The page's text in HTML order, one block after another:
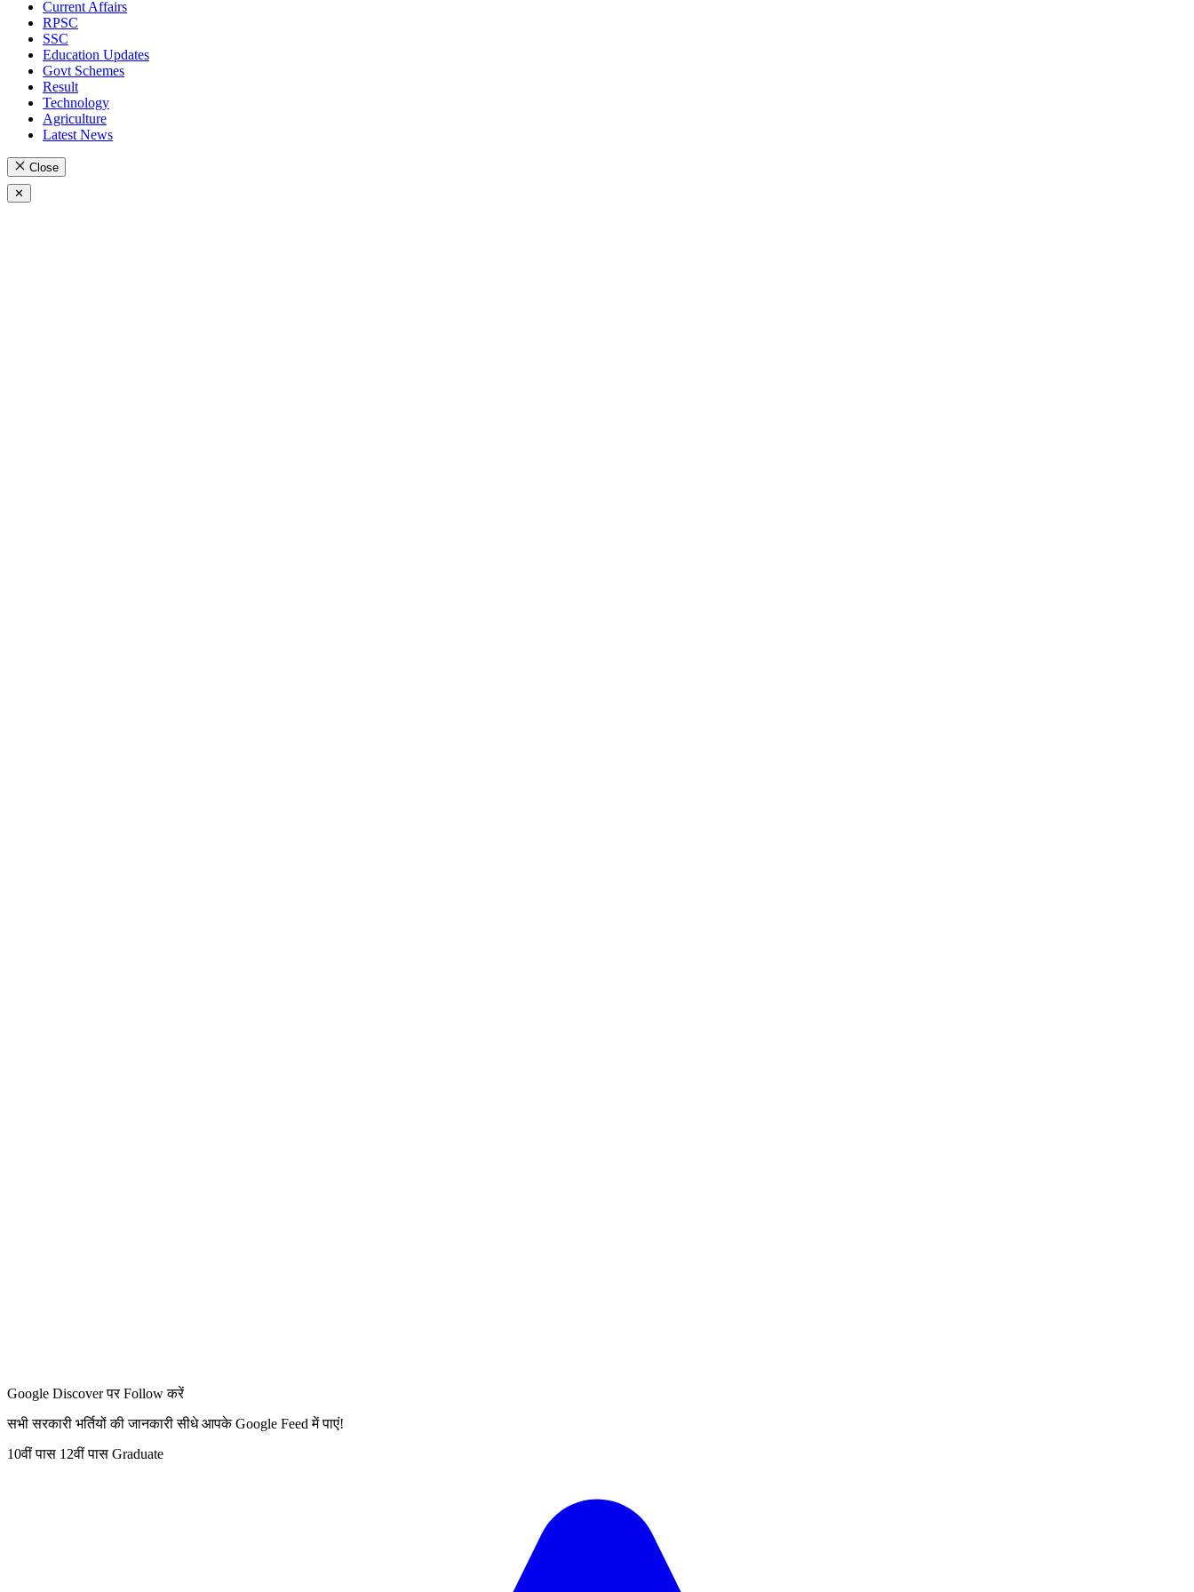
Current Affairs
RPSC
SSC
Education Updates
Govt Schemes
Result
Technology
Agriculture
Latest News
Close
✕
Google Discover पर Follow करें
सभी सरकारी भर्तियों की जानकारी सीधे आपके Google Feed में पाएं!
10वीं पास 12वीं पास Graduate